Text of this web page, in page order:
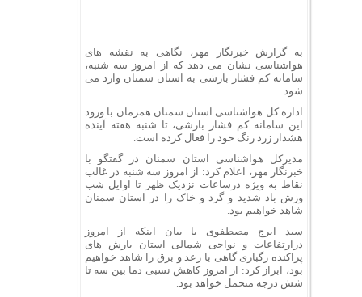
به گزارش خبرنگار مهر، نگاهی به نقشه های
هواشناسی نشان می دهد که از امروز سه شنبه،
سامانه کم فشار بارشی به استان سمنان وارد می
شود.
اداره کل هواشناسی استان سمنان همزمان با ورود
این سامانه کم فشار بارشی، تا شنبه هفته آینده
هشدار زرد رنگ خود را فعال کرده است.
مدیرکل هواشناسی استان سمنان در گفتگو با
خبرنگار مهر، اعلام کرد: از امروز سه شنبه در غالب
نقاط به ویژه درساعات نزدیک ظهر تا اوایل شب
وزش باد شدید و گرد و خاک را در استان سمنان
شاهد خواهیم بود.
سید ایرج مصطفوی با بیان اینکه از امروز
درارتفاعات و نواحی شمالی استان بارش های
پراکنده رگباری گاهی با رعد و برق را شاهد خواهیم
بود، ابراز کرد: از امروز کاهش نسبی دما بین سه تا
شش درجه متحمل خواهد بود.